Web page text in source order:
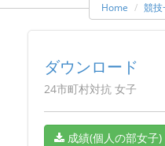
Home 競技
ダウンロード
24市町村対抗 女子
成績(個人の部女子)